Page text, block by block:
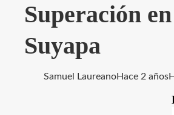
Superación
Suyapa
Samuel LaureanoHace 2 años